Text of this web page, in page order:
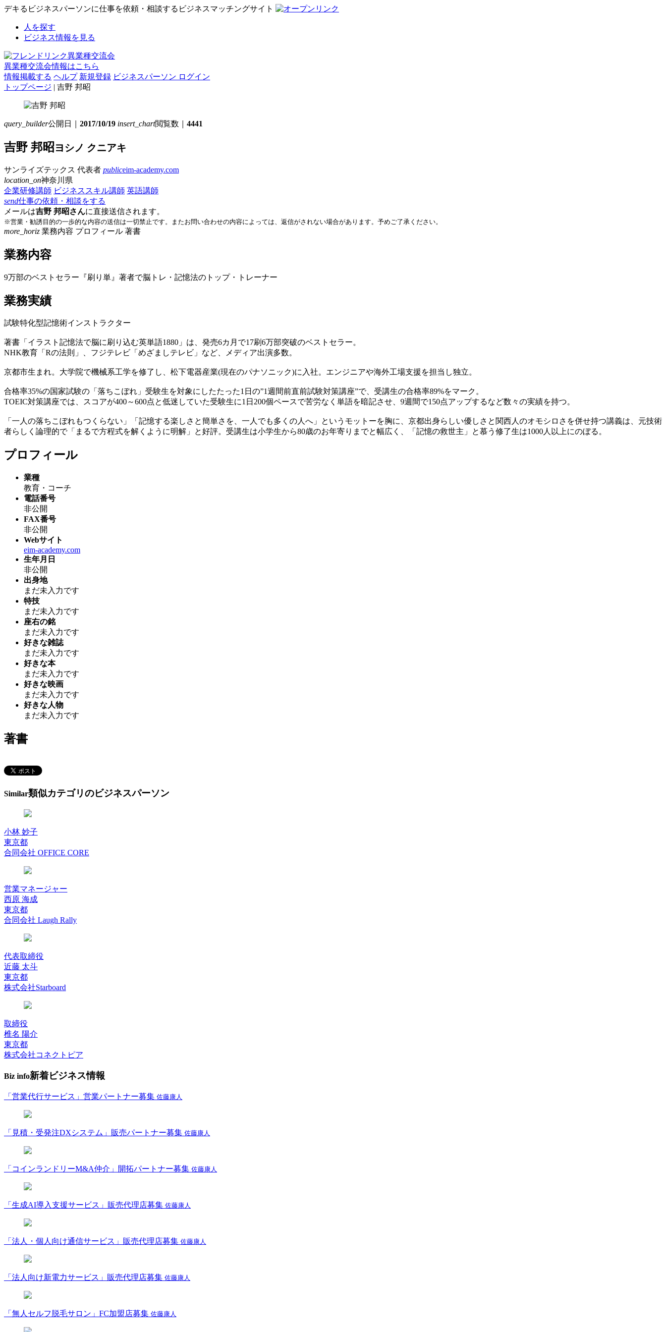
デキるビジネスパーソンに仕事を依頼・相談するビジネスマッチングサイト
人を探す
ビジネス情報を見る
異業種交流会情報はこちら
情報掲載する ヘルプ 新規登録 ビジネスパーソン ログイン
トップページ | 吉野 邦昭
query_builder公開日｜ 2017/10/19 insert_chart閲覧数｜ 4441
吉野 邦昭ヨシノ クニアキ
サンライズテックス 代表者 publiceim-academy.com
location_on神奈川県
企業研修講師 ビジネススキル講師 英語講師
send仕事の依頼・相談をする
メールは吉野 邦昭さんに直接送信されます。
※営業・勧誘目的の一歩的な内容の送信は一切禁止です。またお問い合わせの内容によっては、返信がされない場合があります。予めご了承ください。
more_horiz 業務内容 プロフィール 著書
業務内容
9万部のベストセラー『刷り単』著者で脳トレ・記憶法のトップ・トレーナー
業務実績
試験特化型記憶術インストラクター
著書「イラスト記憶法で脳に刷り込む英単語1880」は、発売6カ月で17刷6万部突破のベストセラー。
NHK教育「Rの法則」、フジテレビ「めざましテレビ」など、メディア出演多数。
京都市生まれ。大学院で機械系工学を修了し、松下電器産業(現在のパナソニック)に入社。エンジニアや海外工場支援を担当し独立。
合格率35%の国家試験の「落ちこぼれ」受験生を対象にしたたった1日の”1週間前直前試験対策講座”で、受講生の合格率89%をマーク。
TOEIC対策講座では、スコアが400～600点と低迷していた受験生に1日200個ペースで苦労なく単語を暗記させ、9週間で150点アップするなど数々の実績を持つ。
「一人の落ちこぼれもつくらない」「記憶する楽しさと簡単さを、一人でも多くの人へ」というモットーを胸に、京都出身らしい優しさと関西人のオモシロさを併せ持つ講義は、元技術
者らしく論理的で「まるで方程式を解くように明解」と好評。受講生は小学生から80歳のお年寄りまでと幅広く、「記憶の救世主」と慕う修了生は1000人以上にのぼる。
プロフィール
業種
教育・コーチ
電話番号
非公開
FAX番号
非公開
Webサイト
eim-academy.com
生年月日
非公開
出身地
まだ未入力です
特技
まだ未入力です
座右の銘
まだ未入力です
好きな雑誌
まだ未入力です
好きな本
まだ未入力です
好きな映画
まだ未入力です
好きな人物
まだ未入力です
著書
Similar類似カテゴリのビジネスパーソン
小林 妙子
東京都
合同会社 OFFICE CORE
営業マネージャー
西原 海成
東京都
合同会社 Laugh Rally
代表取締役
近藤 太斗
東京都
株式会社Starboard
取締役
椎名 陽介
東京都
株式会社コネクトピア
Biz info新着ビジネス情報
「営業代行サービス」営業パートナー募集 佐藤康人
「見積・受発注DXシステム」販売パートナー募集 佐藤康人
「コインランドリーM&A仲介」開拓パートナー募集 佐藤康人
「生成AI導入支援サービス」販売代理店募集 佐藤康人
「法人・個人向け通信サービス」販売代理店募集 佐藤康人
「法人向け新電力サービス」販売代理店募集 佐藤康人
「無人セルフ脱毛サロン」FC加盟店募集 佐藤康人